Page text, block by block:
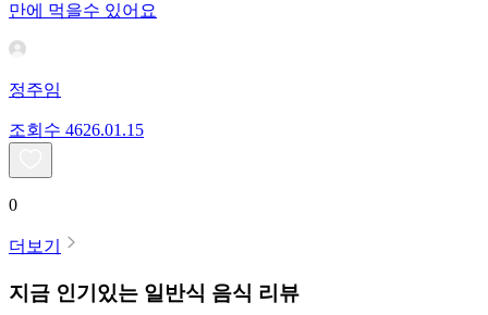
만에 먹을수 있어요
정주임
조회수 4626.01.15
0
더보기
지금 인기있는 일반식 음식 리뷰